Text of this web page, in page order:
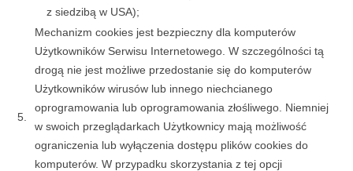
z siedzibą w USA);
5.
Mechanizm cookies jest bezpieczny dla komputerów
Użytkowników Serwisu Internetowego. W szczególności tą
drogą nie jest możliwe przedostanie się do komputerów
Użytkowników wirusów lub innego niechcianego
oprogramowania lub oprogramowania złośliwego. Niemniej
w swoich przeglądarkach Użytkownicy mają możliwość
ograniczenia lub wyłączenia dostępu plików cookies do
komputerów. W przypadku skorzystania z tej opcji